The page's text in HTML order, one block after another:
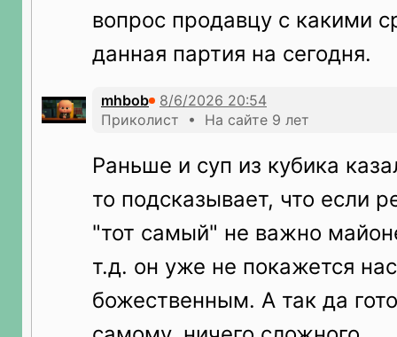
вопрос продавцу с какими
данная партия на сегодня.
mhbob
Приколист • На сайте 9 лет
Раньше и суп из кубика
то подсказывает, что если
"тот самый" не важно
т.д. он уже не покажется
божественным. А так да